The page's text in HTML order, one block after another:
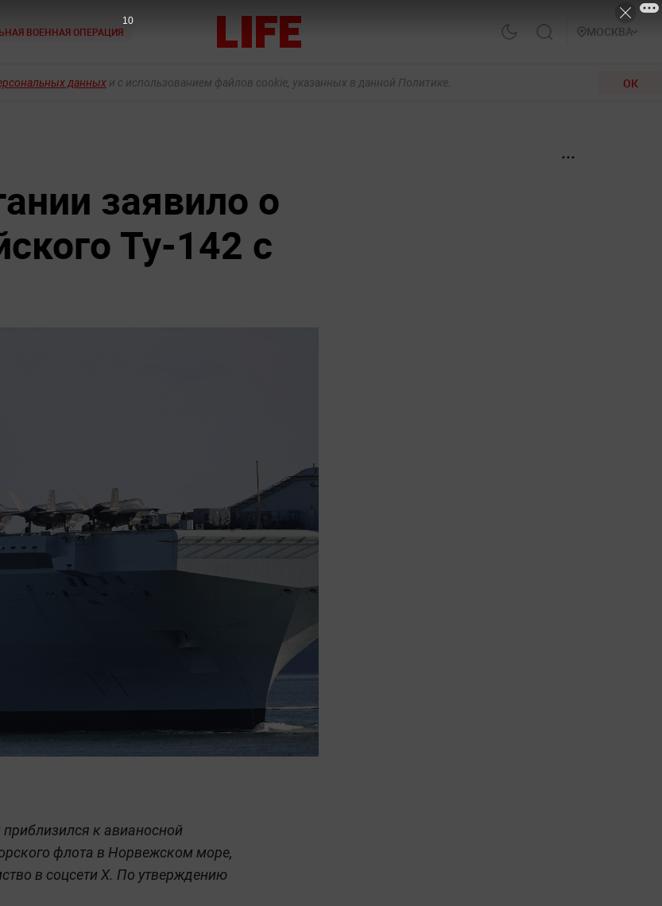
ВОЕННАЯ ОПЕРАЦИЯ МОСКВА
данных и с использованием файлов cookie, указанных в данной Политике. ОК
заявило о
Ту-142 с
к авианосной
флота в Норвежском море,
в соцсети X. По утверждению
9